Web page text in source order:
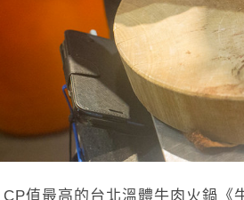
CP值最高的台北溫體牛肉火鍋《